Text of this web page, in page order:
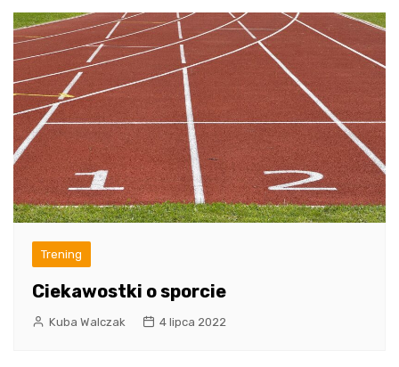
Trening
Ciekawostki o sporcie
Kuba Walczak 4 lipca 2022